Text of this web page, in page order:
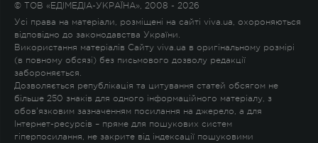
© ТОВ «ЕДІМЕДІА-УКРАЇНА», 2008 - 2026
Усі права на матеріали, розміщені на сайті viva.ua, охороняються
відповідно до законодавства України.
Використання матеріалів Сайту viva.ua в оригінальному розмірі
(в повному обсязі) без письмового дозволу редакції
забороняється.
Дозволяється републікація та цитування статей обсягом не
більше 250 знаків для одного інформаційного матеріалу, з
обов'язковим зазначенням посилання на джерело, а для
Інтернет-ресурсів – пряме для пошукових систем
гіперпосилання, не закрите від індексації пошуковими